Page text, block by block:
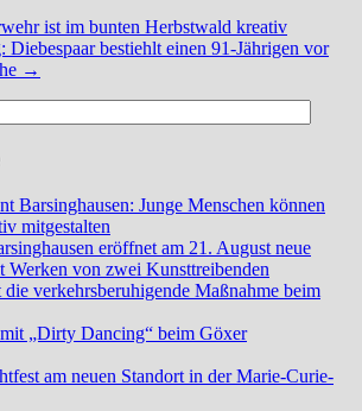
ist im bunten Herbstwald kreativ
Diebespaar bestiehlt einen 91-Jährigen vor
→
Barsinghausen: Junge Menschen können
mitgestalten
eröffnet am 21. August neue
Werken von zwei Kunsttreibenden
verkehrsberuhigende Maßnahme beim
„Dirty Dancing“ beim Göxer
am neuen Standort in der Marie-Curie-